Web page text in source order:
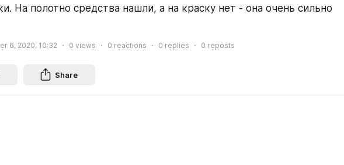
На полотно средства нашли, а на краску нет - она очень сильно
6, 2020, 10:32 0 views 0 reactions 0 replies 0 reposts
Share